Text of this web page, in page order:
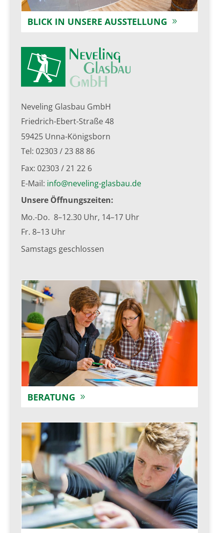
BLICK IN UNSERE AUSSTELLUNG
Neveling Glasbau GmbH
Friedrich-Ebert-Straße 48
59425 Unna-Königsborn
Tel: 02303 / 23 88 86
Fax: 02303 / 21 22 6
E-Mail: info@neveling-glasbau.de
Unsere Öffnungszeiten:
Mo.-Do. 8–12.30 Uhr, 14–17 Uhr
Fr. 8–13 Uhr
Samstags geschlossen
BERATUNG